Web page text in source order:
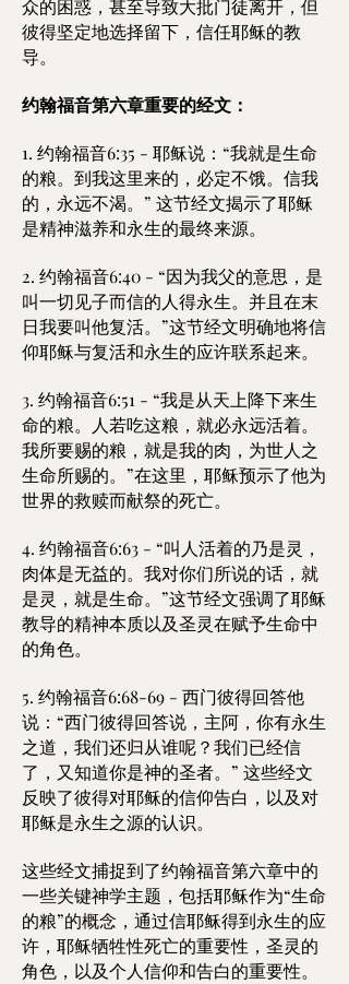
众的困惑，甚至导致大批门徒离开，但
彼得坚定地选择留下，信任耶稣的教
导。
约翰福音第六章重要的经文：
1. 约翰福音6:35 - 耶稣说：“我就是生命
的粮。到我这里来的，必定不饿。信我
的，永远不渴。” 这节经文揭示了耶稣
是精神滋养和永生的最终来源。
2. 约翰福音6:40 - “因为我父的意思，是
叫一切见子而信的人得永生。并且在末
日我要叫他复活。”这节经文明确地将信
仰耶稣与复活和永生的应许联系起来。
3. 约翰福音6:51 - “我是从天上降下来生
命的粮。人若吃这粮，就必永远活着。
我所要赐的粮，就是我的肉，为世人之
生命所赐的。”在这里，耶稣预示了他为
世界的救赎而献祭的死亡。
4. 约翰福音6:63 - “叫人活着的乃是灵，
肉体是无益的。我对你们所说的话，就
是灵，就是生命。”这节经文强调了耶稣
教导的精神本质以及圣灵在赋予生命中
的角色。
5. 约翰福音6:68-69 - 西门彼得回答他
说：“西门彼得回答说，主阿，你有永生
之道，我们还归从谁呢？我们已经信
了，又知道你是神的圣者。” 这些经文
反映了彼得对耶稣的信仰告白，以及对
耶稣是永生之源的认识。
这些经文捕捉到了约翰福音第六章中的
一些关键神学主题，包括耶稣作为“生命
的粮”的概念，通过信耶稣得到永生的应
许，耶稣牺牲性死亡的重要性，圣灵的
角色，以及个人信仰和告白的重要性。